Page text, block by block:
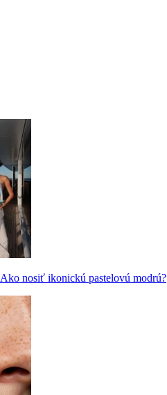
nosiť ikonickú pastelovú modrú?